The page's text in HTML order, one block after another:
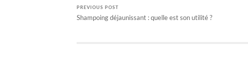
PREVIOUS POST
Shampoing déjaunissant : quelle est son utilité ?